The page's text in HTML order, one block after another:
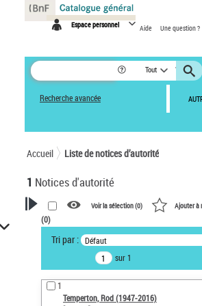
Espace personnel Aide Une question ?
Tout
Recherche avancée
Accueil Liste de notices d’autorité
1 Notices d'autorité
VOTRE RECHERCHE
Recherche avancée dans les
notices d’autorité
Œuvres liées à l'auteur :
Temperton, Rod (1947-2016)
Voir la sélection (0) Ajouter à
(0)
Tri par : Défaut
sur 1
1
Temperton, Rod (1947-2016)
Panneau de gestion des cookies